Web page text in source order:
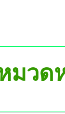
มว